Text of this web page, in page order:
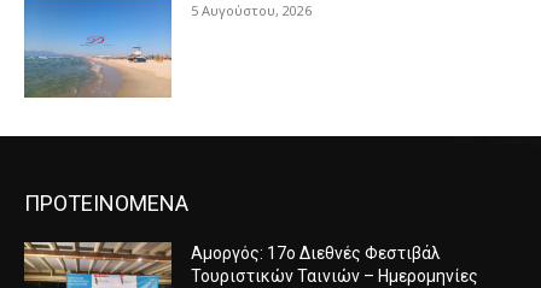
5 Αυγούστου, 2026
ΠΡΟΤΕΙΝΟΜΕΝΑ
Αμοργός: 17ο Διεθνές Φεστιβάλ
Τουριστικών Ταινιών – Ημερομηνίες